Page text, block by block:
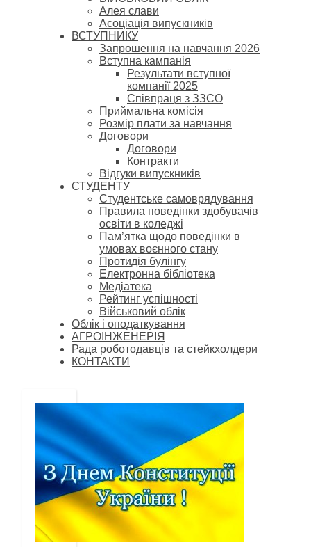
Алея слави
Асоціація випускників
ВСТУПНИКУ
Запрошення на навчання 2026
Вступна кампанія
Результати вступної
компанії 2025
Співпраця з ЗЗСО
Приймальна комісія
Розмір плати за навчання
Договори
Договори
Контракти
Відгуки випускників
СТУДЕНТУ
Cтудентське самоврядування
Правила поведінки здобувачів
освіти в коледжі
Пам’ятка щодо поведінки в
умовах воєнного стану
Протидія булінгу
Електронна бібліотека
Медіатека
Рейтинг успішності
Військовий облік
Облік і оподаткування
АГРОІНЖЕНЕРІЯ
Рада роботодавців та стейкхолдери
КОНТАКТИ